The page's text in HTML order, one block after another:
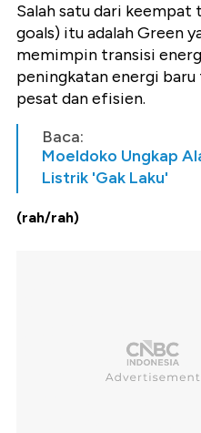
Salah satu dari
goals) itu adalah Green
memimpin transisi
peningkatan energi
pesat dan efisien.
Baca:
Moeldoko Ungkap
Listrik 'Gak Laku'
(rah/rah)